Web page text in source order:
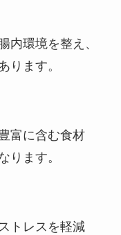
内環境を整え、
ります。
富に含む食材
ります。
トレスを軽減